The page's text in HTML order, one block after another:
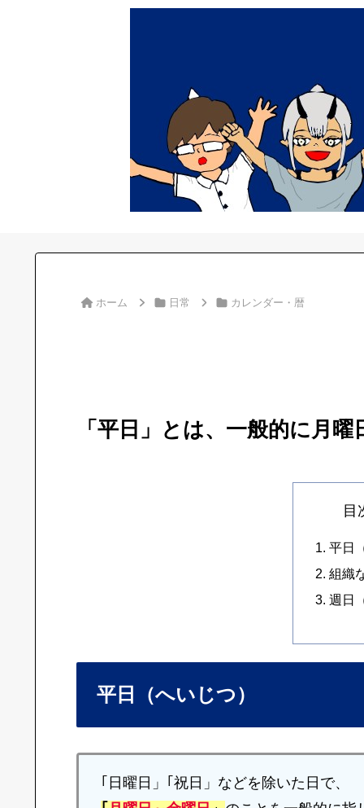
ホーム 日常 カレンダー・暦
「平日」とは、一般的に月
目
平日
組織
週日
平日（へいじつ）
｢日曜日」｢祝日」などを除いた日で、